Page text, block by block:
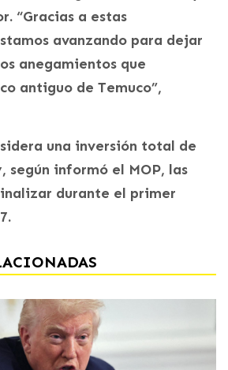
“Gracias a estas
avanzando para dejar
anegamientos que
antiguo de Temuco”,
una inversión total de
según informó el MOP, las
durante el primer